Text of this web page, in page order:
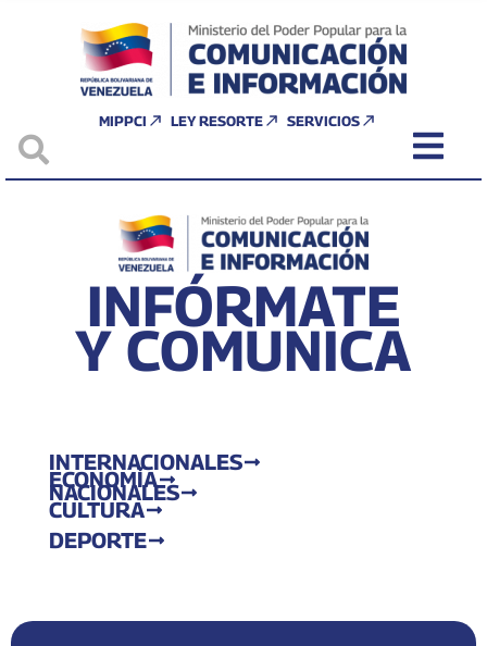
MIPPCI LEY RESORTE SERVICIOS
INTERNACIONALES
NACIONALES
INFÓRMATE
Y COMUNICA
ECONOMÍA
CULTURA
DEPORTE